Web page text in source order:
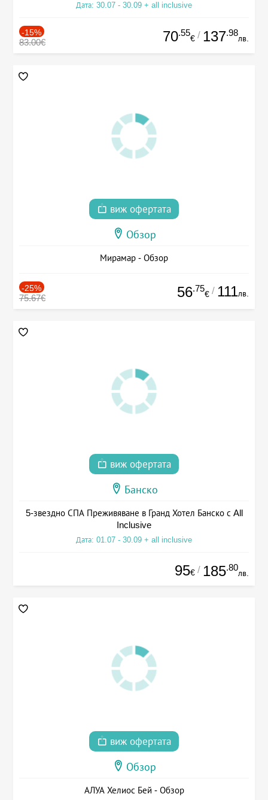
Дата: 30.07 - 30.09 + all inclusive
-15%
83.00€ 70.55
€ / 137.98
лв.
виж офертата
Обзор
Мирамар - Обзор
-25%
75.67€ 56.75
€ / 111лв.
виж офертата
Банско
5-звездно СПА Преживяване в Гранд Хотел Банско с All
Inclusive
Дата: 01.07 - 30.09 + all inclusive
95€ / 185.80
лв.
виж офертата
Обзор
АЛУА Хелиос Бей - Обзор